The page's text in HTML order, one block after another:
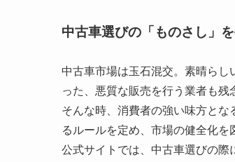
中古車選びの「ものさし」
中古車市場は玉石混交。素晴ら
った、悪質な販売を行う業者も残
そんな時、消費者の強い味方とな
るルールを定め、市場の健全化を
公式サイトでは、中古車選びの